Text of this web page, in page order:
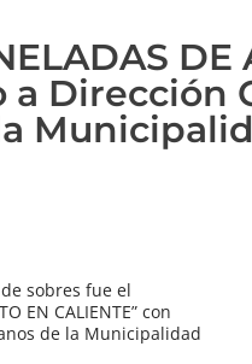
DE
a Dirección
de sobres fue el
EN CALIENTE” con
de la Municipalidad